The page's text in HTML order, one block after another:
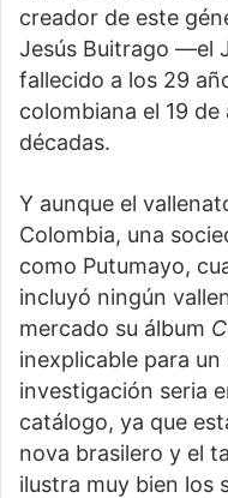
creador de este
Jesús Buitrago —el
fallecido a los 29
colombiana el 19
décadas.
Y aunque el
Colombia, una
como Putumayo,
incluyó ningún
mercado su álbum
inexplicable para
investigación seria
catálogo, ya que
nova brasilero y el
ilustra muy bien los